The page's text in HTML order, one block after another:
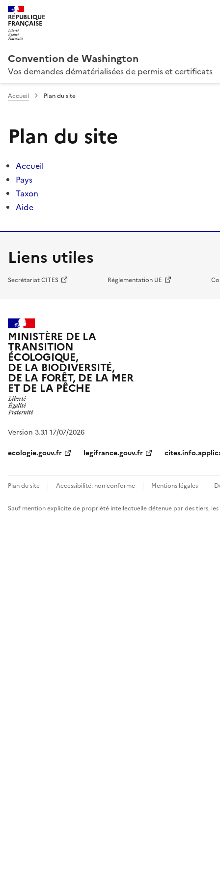
RÉPUBLIQUE
FRANÇAISE
Convention de Washington
Vos demandes dématérialisées de permis et certificats
Accueil Plan du site
Plan du site
Accueil
Pays
Taxon
Aide
Liens utiles
Secrétariat CITES Réglementation UE
MINISTÈRE DE LA
TRANSITION
ÉCOLOGIQUE,
DE LA BIODIVERSITÉ,
DE LA FORÊT, DE LA MER
ET DE LA PÊCHE
Version 3.3.1 17/07/2026
ecologie.gouv.fr
legifrance.gouv.fr
Plan du site Accessibilité: non conforme Mentions légales
Sauf mention explicite de propriété intellectuelle détenue par des tiers,